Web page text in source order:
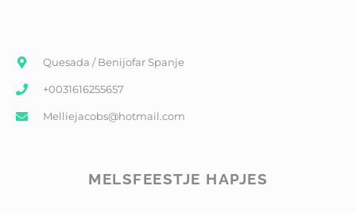
Quesada / Benijofar Spanje
+0031616255657
Melliejacobs@hotmail.com
MELSFEESTJE HAPJES